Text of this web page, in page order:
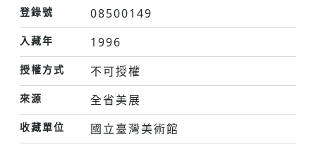
登錄號 08500149
入藏年 1996
授權方式 不可授權
來源 全省美展
收藏單位 國立臺灣美術館